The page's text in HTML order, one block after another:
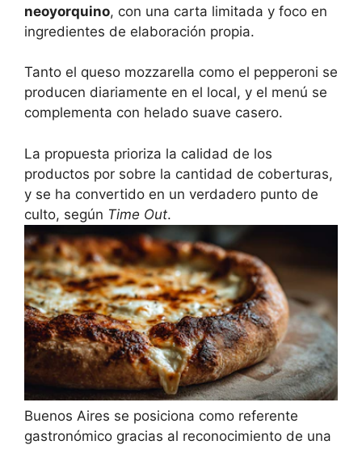
neoyorquino, con una carta limitada y foco en
ingredientes de elaboración propia.
Tanto el queso mozzarella como el pepperoni se
producen diariamente en el local, y el menú se
complementa con helado suave casero.
La propuesta prioriza la calidad de los
productos por sobre la cantidad de coberturas,
y se ha convertido en un verdadero punto de
culto, según Time Out.
Buenos Aires se posiciona como referente
gastronómico gracias al reconocimiento de una